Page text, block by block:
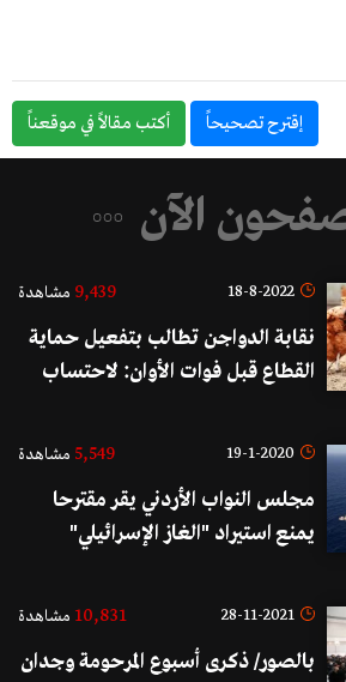
إقترح تصحيحاً أكتب مقالاً في موقعناً
الآن
18-8-2022
9,439 مشاهدة
نقابة الدواجن تطالب بتفعيل حماية
القطاع قبل فوات الأوان: لاحتساب
على أساس صيرفة!
19-1-2020
5,549 مشاهدة
مجلس النواب الأردني يقر مقترحا
يمنع استيراد "الغاز الإسرائيلي"
قانون
28-11-2021
10,831 مشاهدة
بالصور/ ذكرى أسبوع المرحومة وجدان